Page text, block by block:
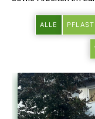
ALLE